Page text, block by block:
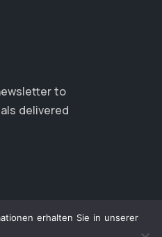
to
delivered
erhalten Sie in unserer